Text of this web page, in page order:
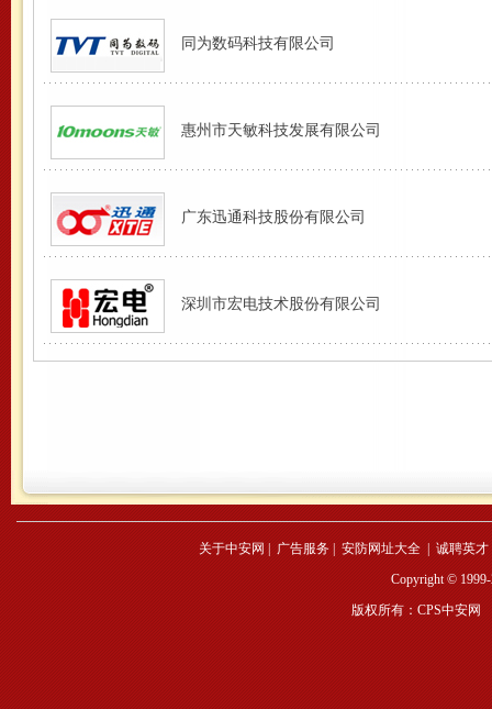
同为数码科技有限公司
惠州市天敏科技发展有限公司
广东迅通科技股份有限公司
深圳市宏电技术股份有限公司
关于中安网 广告服务 安防网址大全 诚聘英才
Copyright © 1999-
版权所有：CPS中安网